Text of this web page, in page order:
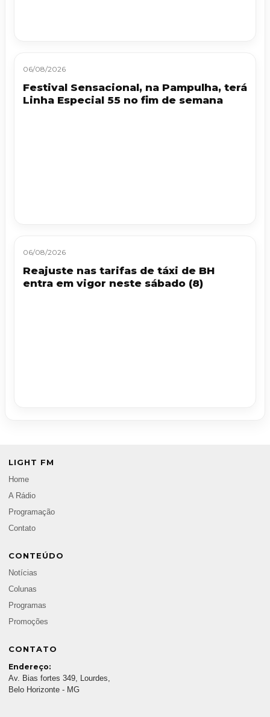
06/08/2026
Festival Sensacional, na Pampulha, terá
Linha Especial 55 no fim de semana
06/08/2026
Reajuste nas tarifas de táxi de BH
entra em vigor neste sábado (8)
LIGHT FM
Home
A Rádio
Programação
Contato
CONTEÚDO
Notícias
Colunas
Programas
Promoções
CONTATO
Endereço:
Av. Bias fortes 349, Lourdes,
Belo Horizonte - MG